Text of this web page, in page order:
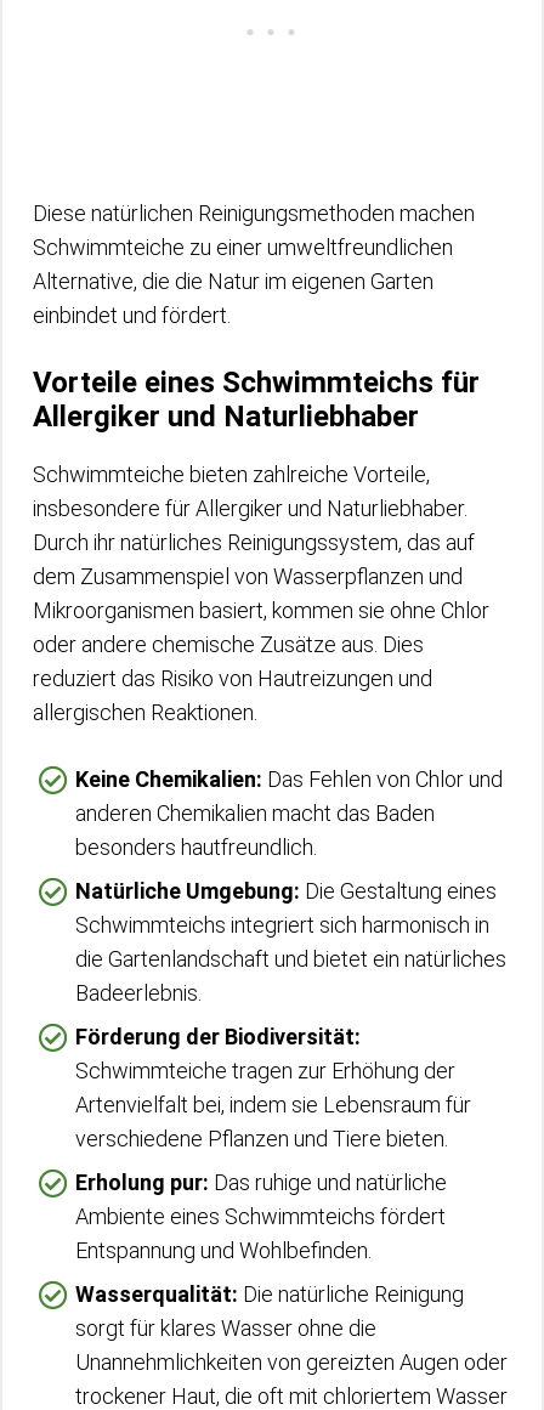
Diese natürlichen Reinigungsmethoden machen
Schwimmteiche zu einer umweltfreundlichen
Alternative, die die Natur im eigenen Garten
einbindet und fördert.
Vorteile eines Schwimmteichs für
Allergiker und Naturliebhaber
Schwimmteiche bieten zahlreiche Vorteile,
insbesondere für Allergiker und Naturliebhaber.
Durch ihr natürliches Reinigungssystem, das auf
dem Zusammenspiel von Wasserpflanzen und
Mikroorganismen basiert, kommen sie ohne Chlor
oder andere chemische Zusätze aus. Dies
reduziert das Risiko von Hautreizungen und
allergischen Reaktionen.
Keine Chemikalien: Das Fehlen von Chlor und
anderen Chemikalien macht das Baden
besonders hautfreundlich.
Natürliche Umgebung: Die Gestaltung eines
Schwimmteichs integriert sich harmonisch in
die Gartenlandschaft und bietet ein natürliches
Badeerlebnis.
Förderung der Biodiversität:
Schwimmteiche tragen zur Erhöhung der
Artenvielfalt bei, indem sie Lebensraum für
verschiedene Pflanzen und Tiere bieten.
Erholung pur: Das ruhige und natürliche
Ambiente eines Schwimmteichs fördert
Entspannung und Wohlbefinden.
Wasserqualität: Die natürliche Reinigung
sorgt für klares Wasser ohne die
Unannehmlichkeiten von gereizten Augen oder
trockener Haut, die oft mit chloriertem Wasser